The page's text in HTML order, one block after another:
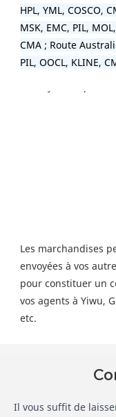
HPL, YML, COSCO,
MSK, EMC, PIL,
CMA ; Route
PIL, OOCL, KLINE,
Les marchandises
envoyées à vos
pour constituer un
vos agents à Yiwu,
etc.
Il vous suffit de